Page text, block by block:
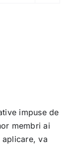
impuse de
membri ai
aplicare, va